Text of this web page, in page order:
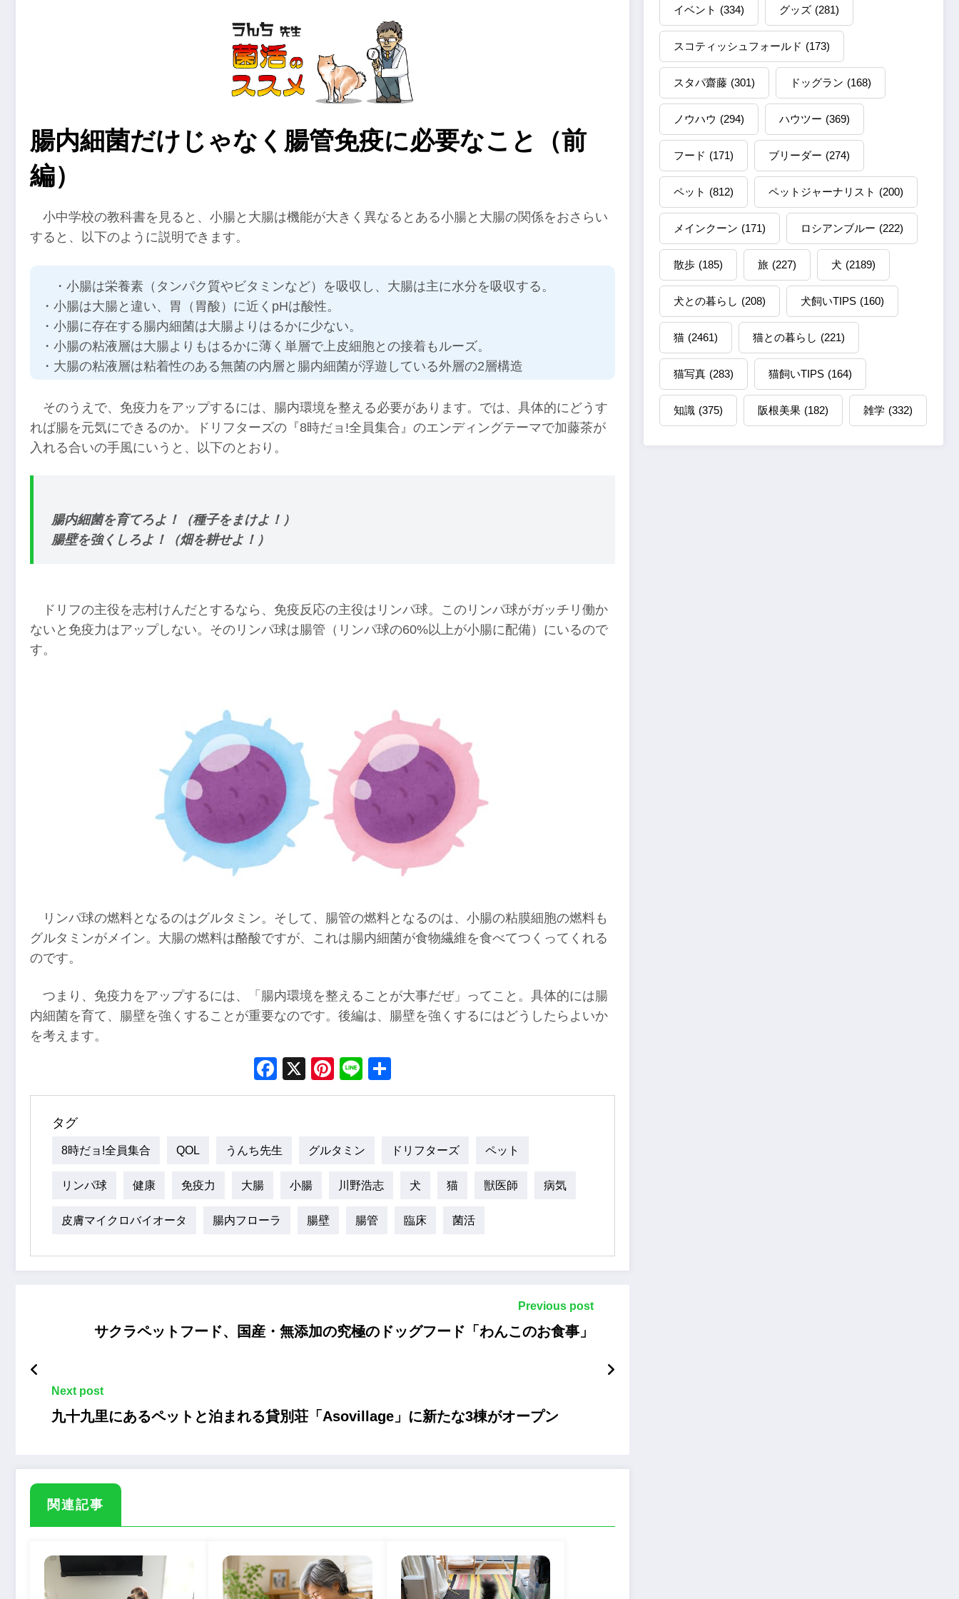
腸内細菌だけじゃなく腸管免疫に必要なこと（前
編）
小中学校の教科書を見ると、小腸と大腸は機能が大きく異なるとある小腸と大腸の関係をおさらい
すると、以下のように説明できます。
・小腸は栄養素（タンパク質やビタミンなど）を吸収し、大腸は主に水分を吸収する。
・小腸は大腸と違い、胃（胃酸）に近くpHは酸性。
・小腸に存在する腸内細菌は大腸よりはるかに少ない。
・小腸の粘液層は大腸よりもはるかに薄く単層で上皮細胞との接着もルーズ。
・大腸の粘液層は粘着性のある無菌の内層と腸内細菌が浮遊している外層の2層構造
そのうえで、免疫力をアップするには、腸内環境を整える必要があります。では、具体的にどうす
れば腸を元気にできるのか。ドリフターズの『8時だョ!全員集合』のエンディングテーマで加藤茶が
入れる合いの手風にいうと、以下のとおり。
腸内細菌を育てろよ！（種子をまけよ！）
腸壁を強くしろよ！（畑を耕せよ！）
ドリフの主役を志村けんだとするなら、免疫反応の主役はリンパ球。このリンパ球がガッチリ働か
ないと免疫力はアップしない。そのリンパ球は腸管（リンパ球の60%以上が小腸に配備）にいるので
す。
リンパ球の燃料となるのはグルタミン。そして、腸管の燃料となるのは、小腸の粘膜細胞の燃料も
グルタミンがメイン。大腸の燃料は酪酸ですが、これは腸内細菌が食物繊維を食べてつくってくれる
のです。
つまり、免疫力をアップするには、「腸内環境を整えることが大事だぜ」ってこと。具体的には腸
内細菌を育て、腸壁を強くすることが重要なのです。後編は、腸壁を強くするにはどうしたらよいか
を考えます。
Facebook
X Pinterest
Line
タグ
8時だョ!全員集合 QOL うんち先生 グルタミン ドリフターズ ペット
リンパ球 健康 免疫力 大腸 小腸 川野浩志 犬 猫 獣医師 病気
皮膚マイクロバイオータ 腸内フローラ 腸壁 腸管 臨床 菌活
Previous post
サクラペットフード、国産・無添加の究極のドッグフード「わんこのお食事」
Next post
九十九里にあるペットと泊まれる貸別荘「Asovillage」に新たな3棟がオープン
関連記事
イベント (334) グッズ (281)
スコティッシュフォールド (173)
スタパ齋藤 (301) ドッグラン (168)
ノウハウ (294) ハウツー (369)
フード (171) ブリーダー (274)
ペット (812) ペットジャーナリスト (200)
メインクーン (171) ロシアンブルー (222)
散歩 (185) 旅 (227) 犬 (2189)
犬との暮らし (208) 犬飼いTIPS (160)
猫 (2461) 猫との暮らし (221)
猫写真 (283) 猫飼いTIPS (164)
知識 (375) 阪根美果 (182) 雑学 (332)